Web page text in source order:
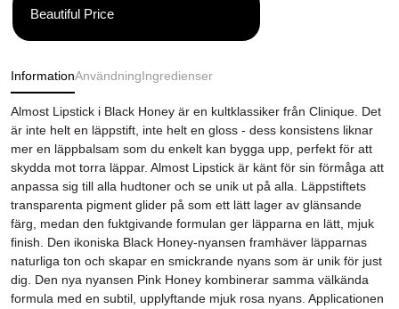
Beautiful Price
InformationAnvändningIngredienser
Almost Lipstick i Black Honey är en kultklassiker från Clinique. Det
är inte helt en läppstift, inte helt en gloss - dess konsistens liknar
mer en läppbalsam som du enkelt kan bygga upp, perfekt för att
skydda mot torra läppar. Almost Lipstick är känt för sin förmåga att
anpassa sig till alla hudtoner och se unik ut på alla. Läppstiftets
transparenta pigment glider på som ett lätt lager av glänsande
färg, medan den fuktgivande formulan ger läpparna en lätt, mjuk
finish. Den ikoniska Black Honey-nyansen framhäver läpparnas
naturliga ton och skapar en smickrande nyans som är unik för just
dig. Den nya nyansen Pink Honey kombinerar samma välkända
formula med en subtil, upplyftande mjuk rosa nyans. Applicationen